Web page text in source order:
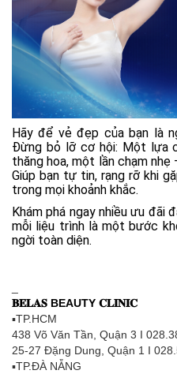
Hãy để vẻ đẹp của bạn là
Đừng bỏ lỡ cơ hội: Một lựa
thăng hoa, một lần chạm nhẹ
Giúp bạn tự tin, rạng rỡ khi
trong mọi khoảnh khắc.
Khám phá ngay nhiều ưu đãi
mỗi liệu trình là một bước
ngời toàn diện.
𝐁𝐄𝐋𝐀𝐒 BEAUTY 𝐂𝐋𝐈𝐍𝐈𝐂
▪TP.HCM
438 Võ Văn Tần, Quận 3 I
25-27 Đặng Dung, Quận 1 I
▪TP.ĐÀ NẴNG